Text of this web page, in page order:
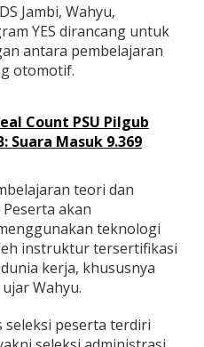
b
a
i
D
u
k
Jambi, Wahyu,
YES dirancang untuk
antara pembelajaran
otomotif.
Count PSU Pilgub
Suara Masuk 9.369
teori dan
akan
teknologi
instruktur tersertifikasi
kerja, khususnya
Wahyu.
seleksi peserta terdiri